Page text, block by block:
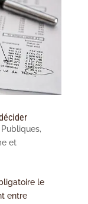
,
et
le
entre